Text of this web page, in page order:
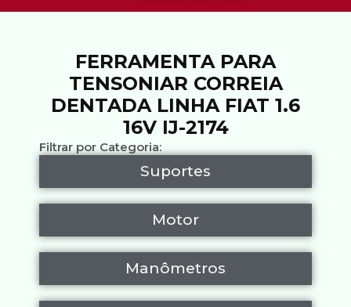
FERRAMENTA PARA
TENSONIAR CORREIA
DENTADA LINHA FIAT 1.6
16V IJ-2174
Filtrar por Categoria:
Suportes
Motor
Manômetros